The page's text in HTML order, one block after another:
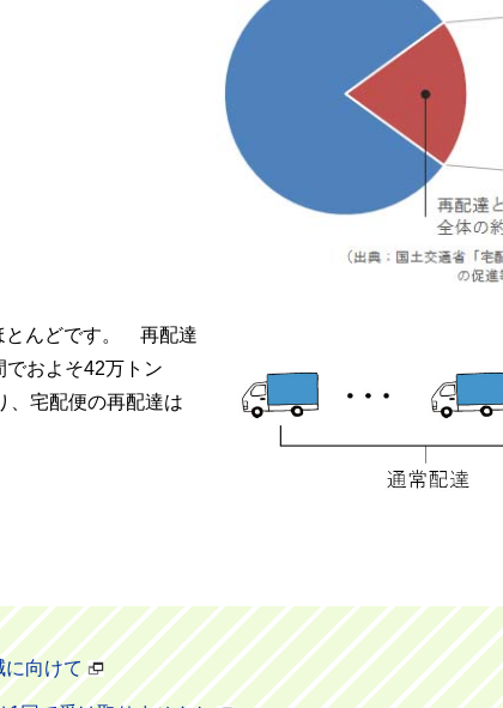
とんどです。 再配達
およそ42万トン
、宅配便の再配達は
向けて